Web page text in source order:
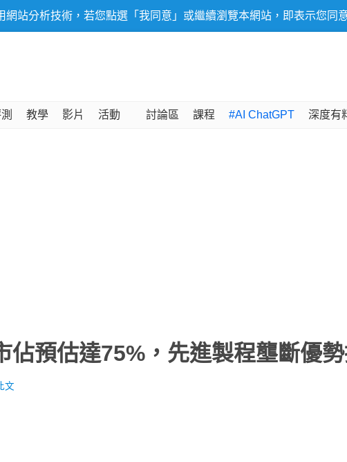
站分析技術，若您點選「我同意」或繼續瀏覽本網站，即表示您同
教學 影片 活動 討論區 課程 #AI ChatGPT 深度有
佔預估達75%，先進製程壟斷優
文